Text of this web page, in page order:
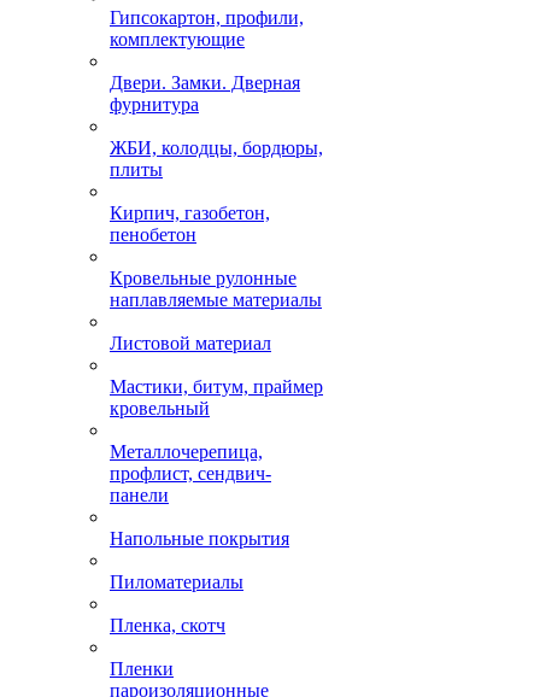
Гипсокартон, профили,
комплектующие
Двери. Замки. Дверная
фурнитура
ЖБИ, колодцы, бордюры,
плиты
Кирпич, газобетон,
пенобетон
Кровельные рулонные
наплавляемые материалы
Листовой материал
Мастики, битум, праймер
кровельный
Металлочерепица,
профлист, сендвич-
панели
Напольные покрытия
Пиломатериалы
Пленка, скотч
Пленки
пароизоляционные